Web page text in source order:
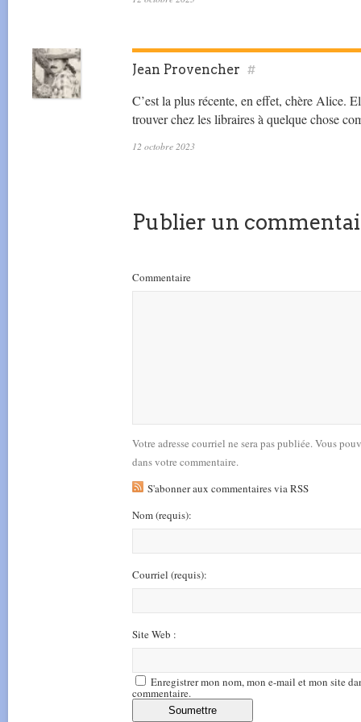
Jean Provencher #
C’est la plus récente, en effet, chère Alice.
trouver chez les libraires à quelque chose
12 octobre 2023
Publier un
Commentaire
Votre adresse courriel ne sera pas publiée. Vous
dans votre commentaire.
S'abonner aux commentaires via RSS
Nom(requis):
Courriel (requis):
Site Web :
Enregistrer mon nom, mon e-mail et mon site
commentaire.